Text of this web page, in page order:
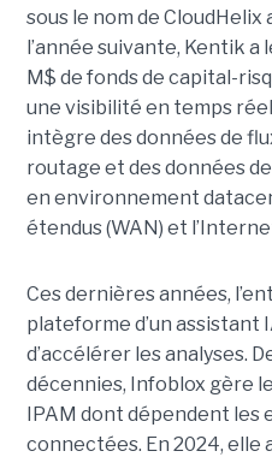
sous le nom de
l’année suivante, Kentik a
M$ de fonds de capital-
une visibilité en temps
intègre des données de
routage et des données
en environnement
étendus (WAN) et
Ces dernières années,
plateforme d’un assistant
d’accélérer les analyses.
décennies, Infoblox gère
IPAM dont dépendent
connectées. En 2024, elle